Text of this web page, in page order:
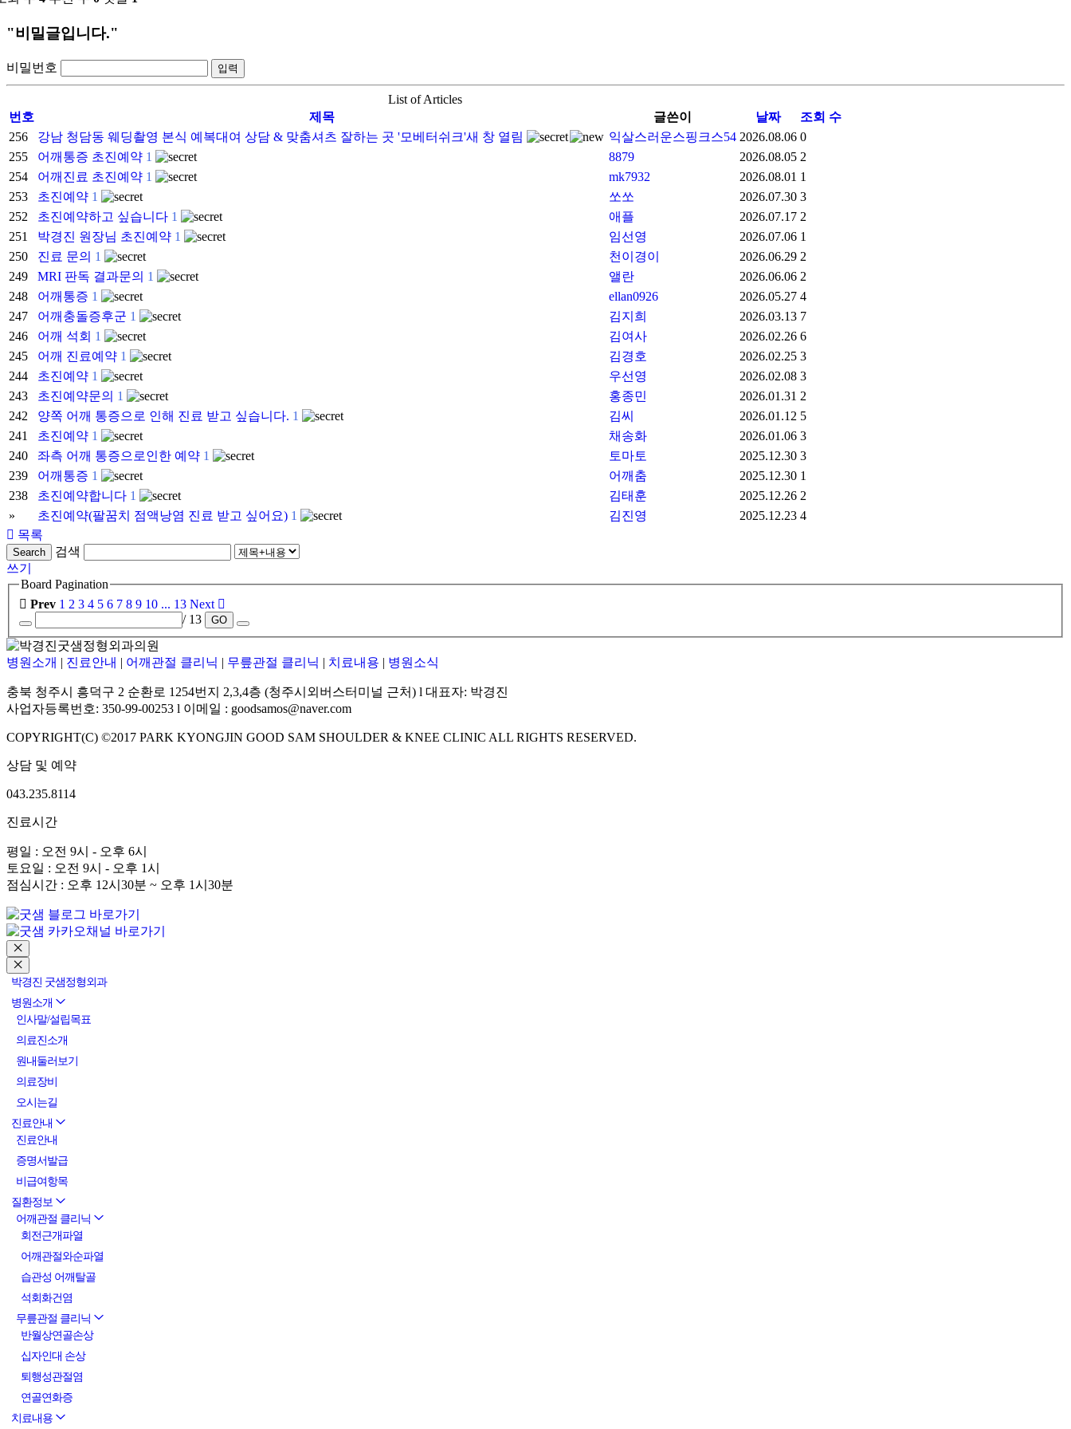
"비밀글입니다."
비밀번호
List of Articles
번호
제목 글쓴이 날짜
조회 수
256
강남 청담동 웨딩촬영 본식 예복대여 상담 & 맞춤셔츠 잘하는 곳 '모베터쉬크'새 창 열림 익살스러운스핑크스54 2026.08.06 0
255
어깨통증 초진예약 1 8879 2026.08.05 2
254
어깨진료 초진예약 1 mk7932 2026.08.01 1
253
초진예약 1 쏘쏘 2026.07.30 3
252
초진예약하고 싶습니다 1 애플 2026.07.17 2
251
박경진 원장님 초진예약 1 임선영 2026.07.06 1
250
진료 문의 1 천이경이 2026.06.29 2
249
MRI 판독 결과문의 1 앨란 2026.06.06 2
248
어깨통증 1 ellan0926 2026.05.27 4
247
어깨충돌증후군 1 김지희 2026.03.13 7
246
어깨 석회 1 김여사 2026.02.26 6
245
어깨 진료예약 1 김경호 2026.02.25 3
244
초진예약 1 우선영 2026.02.08 3
243
초진예약문의 1 홍종민 2026.01.31 2
242
양쪽 어깨 통증으로 인해 진료 받고 싶습니다. 1 김씨 2026.01.12 5
241
초진예약 1 채송화 2026.01.06 3
240
좌측 어깨 통증으로인한 예약 1 토마토 2025.12.30 3
239
어깨통증 1 어깨춤 2025.12.30 1
238
초진예약합니다 1 김태훈 2025.12.26 2
»
초진예약(팔꿈치 점액낭염 진료 받고 싶어요) 1 김진영 2025.12.23 4
목록
Search
검색
쓰기
Board Pagination
Prev 1 2 3 4 5 6 7 8 9 10 ... 13 Next
/ 13
GO
병원소개 | 진료안내 | 어깨관절 클리닉 | 무릎관절 클리닉 | 치료내용 | 병원소식
충북 청주시 흥덕구 2 순환로 1254번지 2,3,4층 (청주시외버스터미널 근처) l 대표자: 박경진
사업자등록번호: 350-99-00253 l 이메일 : goodsamos@naver.com
COPYRIGHT(C) ©2017 PARK KYONGJIN GOOD SAM SHOULDER & KNEE CLINIC ALL RIGHTS RESERVED.
상담 및 예약
043.235.8114
진료시간
평일 : 오전 9시 - 오후 6시
토요일 : 오전 9시 - 오후 1시
점심시간 : 오후 12시30분 ~ 오후 1시30분
박경진 굿샘정형외과
병원소개
인사말/설립목표
의료진소개
원내둘러보기
의료장비
오시는길
진료안내
진료안내
증명서발급
비급여항목
질환정보
어깨관절 클리닉
회전근개파열
어깨관절와순파열
습관성 어깨탈골
석회화건염
무릎관절 클리닉
반월상연골손상
십자인대 손상
퇴행성관절염
연골연화증
치료내용